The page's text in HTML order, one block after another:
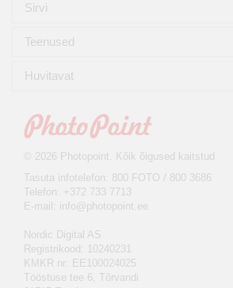
Sirvi
Teenused
Huvitavat
© 2026 Photopoint. Kõik õigused kaitstud
Tasuta infotelefon: 800 FOTO / 800 3686
Telefon: +372 733 7713
E-mail: info@photopoint.ee
Nordic Digital AS
Registrikood: 10240231
KMKR nr: EE100024025
Tööstuse tee 6, Tõrvandi